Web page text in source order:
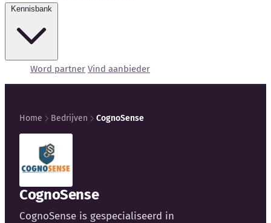
Word partner Vind aanbieder
Kennisbank
Bedrijfsupdates
Externe bronnen
Home Bedrijven CognoSense
CognoSense
CognoSense is gespecialiseerd in